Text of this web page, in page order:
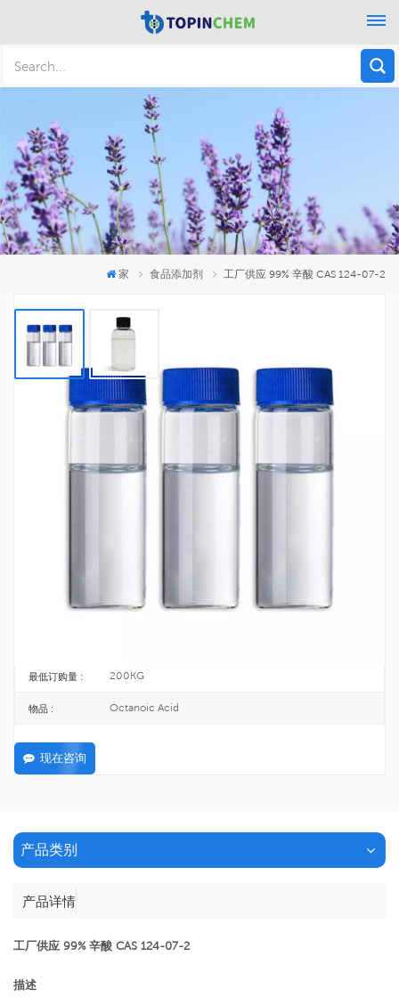
家 食品添加剂 工厂供应 99% 辛酸 CAS 124-07-2
工厂供应 99% 辛酸 CAS 124-07-2
CHINA
最低订购量 : 200KG
物品 : Octanoic Acid
现在咨询
产品类别
产品详情
工厂供应 99% 辛酸 CAS 124-07-2
描述